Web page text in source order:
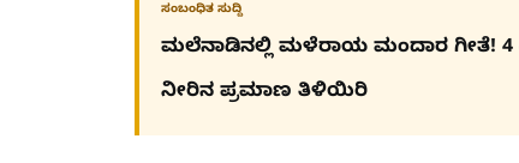
ಸಂಬಂಧಿತ ಸುದ್ದಿ
ಮಲೆನಾಡಿನಲ್ಲಿ ಮಳೆರಾಯ ಮಂದಾರ ಗೀತೆ! 4
ನೀರಿನ ಪ್ರಮಾಣ ತಿಳಿಯಿರಿ